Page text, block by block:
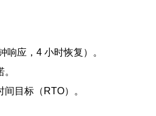
响应，4 小时恢复）。
目标（RTO）。